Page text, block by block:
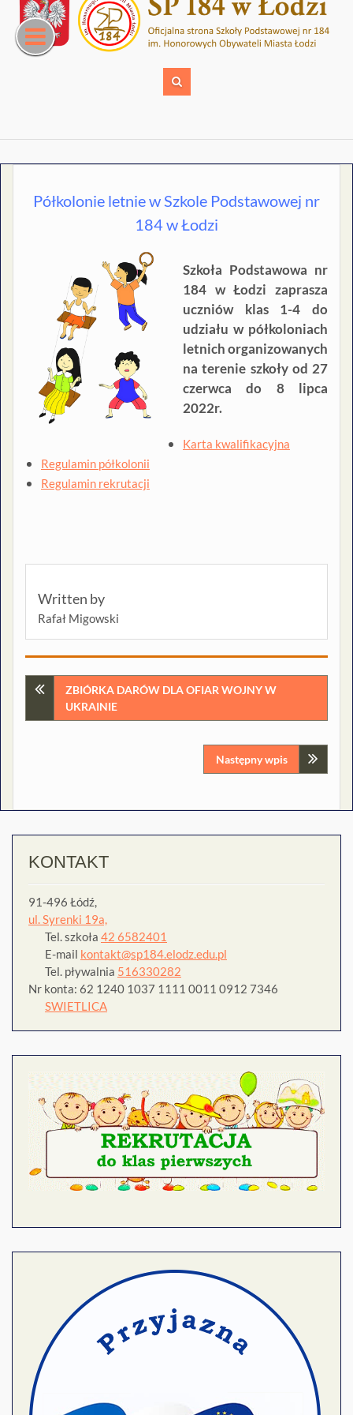
content
Półkolonie letnie w Szkole Podstawowej nr
184 w Łodzi
Szkoła Podstawowa nr
184 w Łodzi zaprasza
uczniów klas 1-4 do
udziału w półkoloniach
letnich organizowanych
na terenie szkoły od 27
czerwca do 8 lipca
2022r.
Karta kwalifikacyjna
Regulamin półkolonii
Regulamin rekrutacji
Written by
Rafał Migowski
Nawigacja
wpisu
ZBIÓRKA DARÓW DLA OFIAR WOJNY W
UKRAINIE
Następny wpis
KONTAKT
91-496 Łódź,
ul. Syrenki 19a,
Tel. szkoła 42 6582401
E-mail kontakt@sp184.elodz.edu.pl
Tel. pływalnia 516330282
Nr konta: 62 1240 1037 1111 0011 0912 7346
SWIETLICA